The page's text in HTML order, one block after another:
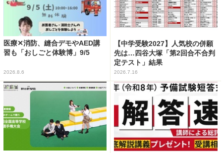
医療✕消防、縫合デモやAED講
習も「おしごと体験博」9/5
2026.8.6
【中学受験2027】人気校の併願
先は…四谷大塚「第2回合不合判
定テスト」結果
2026.7.16